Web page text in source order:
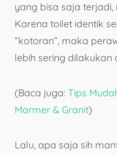
yang bisa saja
Karena toilet identik
“kotoran”, maka
lebih sering dilakukan
(Baca juga: Tips
Marmer & Granit)
Lalu, apa saja sih